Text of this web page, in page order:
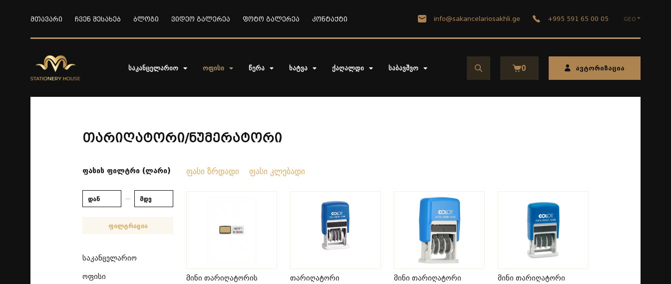
მთავარი ჩვენ შესახებ ბლოგი ვიდეო გალერეა ფოტო გალერეა კონტაქტი info@sakancelariosakhli.ge +995 591 65 00 05
GEO
საკანცელარიო ოფისი წერა ხატვა ქაღალდი საბავშვო 0 ავტორიზაცია
თარიღატორი/ნუმერატორი
ფასის ფილტრი (ლარი)
ფილტრაცია
საკანცელარიო
ოფისი
ფასი ზრდადი ფასი კლებადი
მინი თარიღატორის
თარიღატორი
მინი თარიღატორი
მინი თარიღატორი